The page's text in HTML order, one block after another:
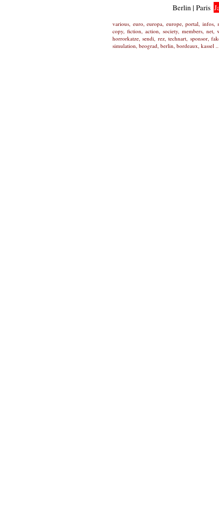
Berlin | Paris
various, euro, europa, europe, portal, infos,
copy, fiction, action, society, members,
horrorkatze, sendi, rez, technart, sponsor,
simulation, beograd, berlin, bordeaux, kassel